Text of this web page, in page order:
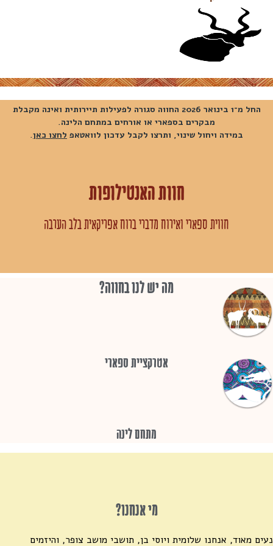
החל מ־1 בינואר 2026 החווה סגורה לפעילות תיירותית ואינה מקבלת
מבקרים בספארי או אורחים במתחם הלינה.
במידה ויחול שינוי, ותרצו לקבל עדכון לוואטאפ לחצו כאן.
חוות האנטילופות
חווית ספארי ואירוח מדברי ברוח אפריקאית בלב הערבה
מה יש לנו בחווה?
אטרקציית ספארי
מתחם לינה
מי אנחנו?
נעים מאוד, אנחנו שלומית ויוסי בן, תושבי מושב צופר, והיזמים